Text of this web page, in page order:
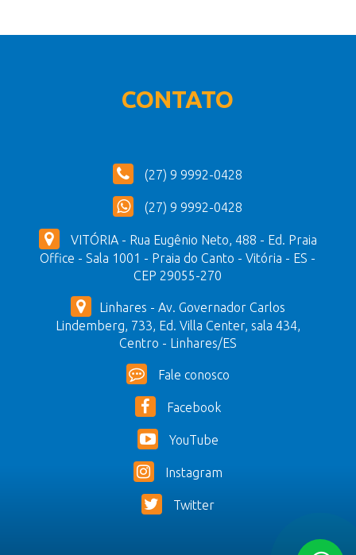
CONTATO
(27) 9 9992-0428
(27) 9 9992-0428
VITÓRIA - Rua Eugênio Neto, 488 - Ed. Praia
Office - Sala 1001 - Praia do Canto - Vitória - ES -
CEP 29055-270
Linhares - Av. Governador Carlos
Lindemberg, 733, Ed. Villa Center, sala 434,
Centro - Linhares/ES
Fale conosco
Facebook
YouTube
Instagram
Twitter